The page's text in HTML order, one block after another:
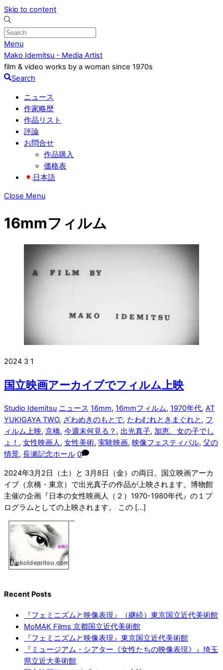
Skip to content
Menu
Mako Idemitsu - Media Artist
film & video works by a woman since 1970s
Search
ニュース
作家略歴
作品リスト
評論
お問合せ
作品購入
価格表
日本語
Close Menu
16mmフィルム
2024 3 1
国立映画アーカイブでフィルム上映
Studio Idemitsu ニュース 16mm, 16mmフィルム, 1970年代, AT
YUKIGAYA TWO, ざわめきのもとで, たわむれときまぐれと , フ
ィルム上映, 京橋, 今週末何見る？ , 出光真子, 加恵、女の子でし
ょ！ , 女性映画人, 女性美術, 実験映画, 映像フェスティバル, 父の
情景, 長瀬記念ホール 0
2024年3月2日（土）と 3月8日（金）の両日。国立映画アーカ
イブ（京橋・東京）で出光真子の作品が上映されます。博物館
主催の企画『日本の女性映画人（２）1970-1980年代』の１プ
ログラムとしての上映されます。 この […]
Recent Posts
『フェミニズムと映像表現』（継続）東京国立近代美術館
MoMAK Films 京都国立近代美術館
『フェミニズムと映像表現』東京国立近代美術館
『ミュージアム・シアター《女性たちの映像表現》』埼玉
県立近大美術館